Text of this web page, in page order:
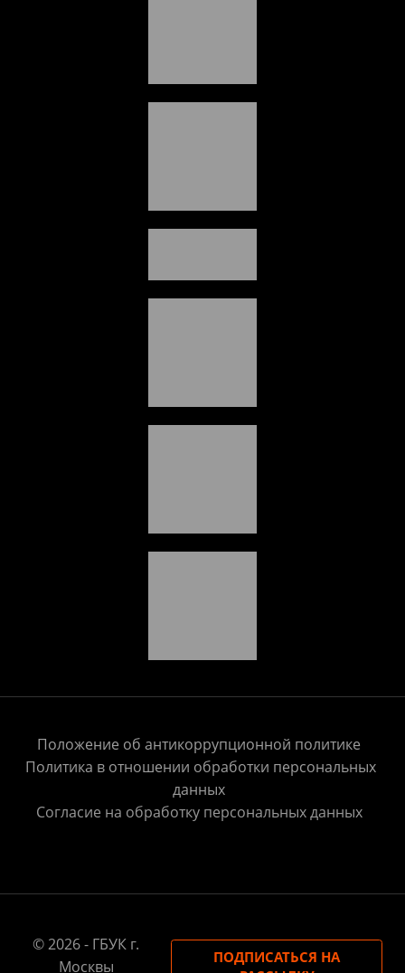
Положение об антикоррупционной политике
Политика в отношении обработки персональных
данных
Согласие на обработку персональных данных
© 2026 - ГБУК г.
Москвы
ПОДПИСАТЬСЯ НА